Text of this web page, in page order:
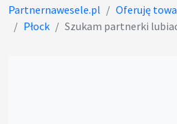
Partnernawesele.pl Oferuję
Płock
Szukam partnerki